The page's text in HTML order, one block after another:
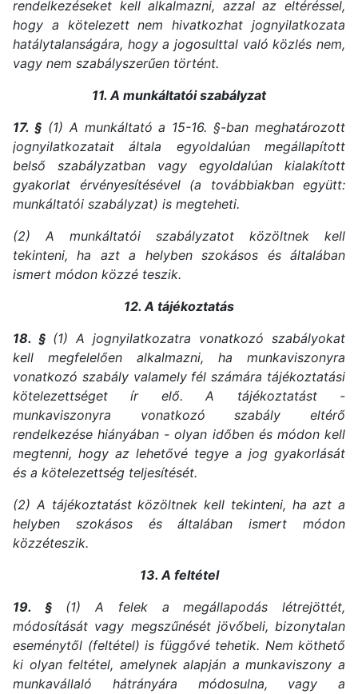
rendelkezéseket kell alkalmazni, azzal az eltéréssel,
hogy a kötelezett nem hivatkozhat jognyilatkozata
hatálytalanságára, hogy a jogosulttal való közlés nem,
vagy nem szabályszerűen történt.
11. A munkáltatói szabályzat
17. §(1) A munkáltató a 15-16. §-ban meghatározott
jognyilatkozatait általa egyoldalúan megállapított
belső szabályzatban vagy egyoldalúan kialakított
gyakorlat érvényesítésével (a továbbiakban együtt:
munkáltatói szabályzat) is megteheti.
(2) A munkáltatói szabályzatot közöltnek kell
tekinteni, ha azt a helyben szokásos és általában
ismert módon közzé teszik.
12. A tájékoztatás
18. § (1) A jognyilatkozatra vonatkozó szabályokat
kell megfelelően alkalmazni, ha munkaviszonyra
vonatkozó szabály valamely fél számára tájékoztatási
kötelezettséget ír elő. A tájékoztatást -
munkaviszonyra vonatkozó szabály eltérő
rendelkezése hiányában - olyan időben és módon kell
megtenni, hogy az lehetővé tegye a jog gyakorlását
és a kötelezettség teljesítését.
(2) A tájékoztatást közöltnek kell tekinteni, ha azt a
helyben szokásos és általában ismert módon
közzéteszik.
13. A feltétel
19. §(1) A felek a megállapodás létrejöttét,
módosítását vagy megszűnését jövőbeli, bizonytalan
eseménytől (feltétel) is függővé tehetik. Nem köthető
ki olyan feltétel, amelynek alapján a munkaviszony a
munkavállaló hátrányára módosulna, vagy a